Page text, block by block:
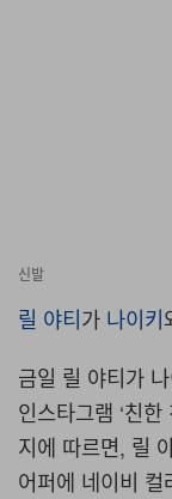
신발
릴 야티가 나이키
금일 릴 야티가
인스타그램 ‘친
지에 따르면, 릴
어퍼에 네이비